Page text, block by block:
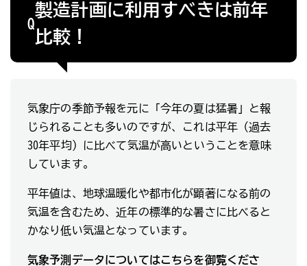
Q
製造計画に利用すべきは前年
比較！
気象庁の季節予報を元に「今年の夏は猛暑」と報
じられることも多いのですが、これは平年（過去
30年平均）に比べて気温が高いということを意味
しています。
平年値は、地球温暖化や都市化が顕著になる前の
気温を含むため、近年の標準的な暑さに比べると
かなり低い気温となっています。
気象予測データについてはこちらを御覧くださ